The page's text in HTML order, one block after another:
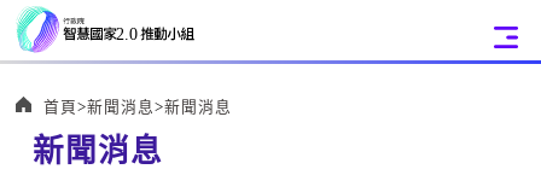
首頁 新聞消息 新聞消息
新聞消息